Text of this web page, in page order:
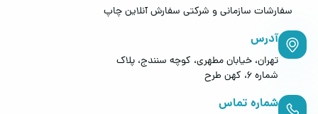
سفارشات سازمانی و شرکتی سفارش آنلاین چاپ
آدرس
تهران، خیابان مطهری، کوچه سنندج، پلاک
شماره 6، کهن طرح
شماره تماس